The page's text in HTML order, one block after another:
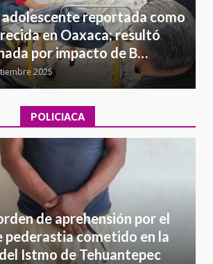
adolescente reportada como
en Oaxaca; resultó
por impacto de B…
2025
POLICIACA
de aprehensión por el
pederastia cometido en la
Istmo de Tehuantepec